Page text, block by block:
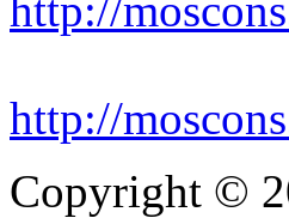
http://
Copyright ©